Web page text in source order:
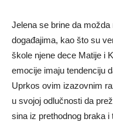
Jelena se brine da
događajima, kao što su
škole njene dece Matije i
emocije imaju tendenciju
Uprkos ovim izazovnim
u svojoj odlučnosti da
sina iz prethodnog braka